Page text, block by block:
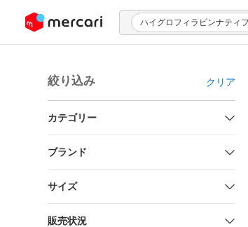
ツにスキップ ハイグロフィラピンナティ
絞り込み クリア
カテゴリー
ブランド
サイズ
販売状況